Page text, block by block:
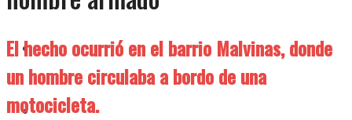
Quilmes
Varela
El hecho ocurrió en el barrio Malvinas, donde
un hombre circulaba a bordo de una
motocicleta.